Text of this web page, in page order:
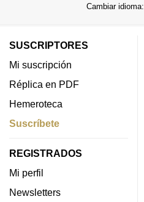
Cambiar idioma:
SUSCRIPTORES
Mi suscripción
Réplica en PDF
Hemeroteca
Suscríbete
REGISTRADOS
Mi perfil
Newsletters